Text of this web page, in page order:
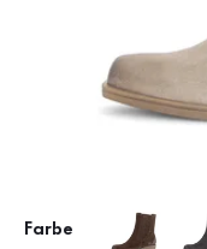
Farbe